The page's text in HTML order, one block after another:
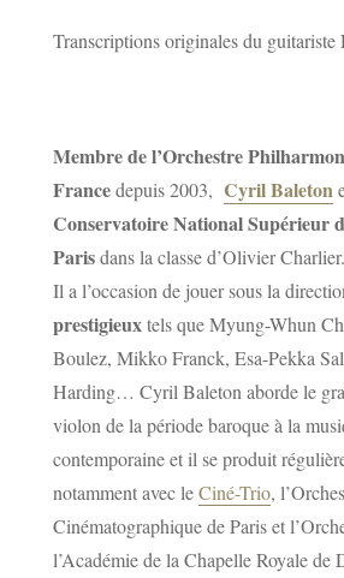
Transcriptions originales du guitariste
Membre de l’Orchestre
Francedepuis 2003,Cyril Baleton
Conservatoire National Supérieur
Parisdans la classe d’Olivier Charlier.
Il a l’occasion de jouer sous la
prestigieuxtels que Myung-Whun
Boulez, Mikko Franck, Esa-Pekka
Harding… Cyril Baleton aborde le
violon de la période baroque à la
contemporaine et il se produit
notamment avec leCiné-Trio,
Cinématographique de Paris et
l’Académie de la Chapelle Royale de